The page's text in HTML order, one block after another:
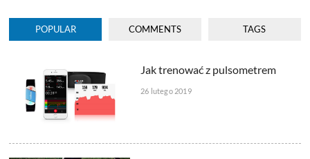
POPULAR COMMENTS TAGS
Jak trenować z pulsometrem
26 lutego 2019